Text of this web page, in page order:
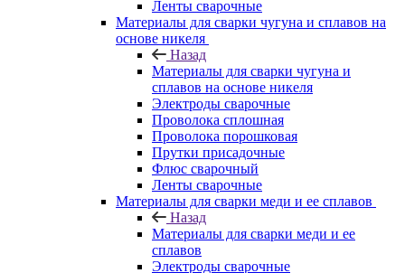
Ленты сварочные
Материалы для сварки чугуна и сплавов на
основе никеля
Назад
Материалы для сварки чугуна и
сплавов на основе никеля
Электроды сварочные
Проволока сплошная
Проволока порошковая
Прутки присадочные
Флюс сварочный
Ленты сварочные
Материалы для сварки меди и ее сплавов
Назад
Материалы для сварки меди и ее
сплавов
Электроды сварочные